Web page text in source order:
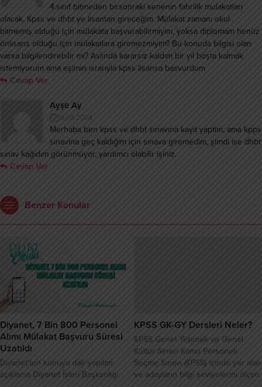
4.sınıf bitmeden birsonraki senenin fahrilik mulakatları
olacak. Kpss ve dhbt ye lisantan gireceğim. Mülakat zamanı okul
bitmemiş olduğu için mülakata başvurabilirmiyim, yoksa diplomam henüz
önlisans olduğu için mülakatlara giremezmiyim? Bu konuda bilgisi olan
varsa bilgilendirebilir mi? Aslında kararsız kaldım bir yıl boşta kalmak
istemiyorum ama eşimin ısrarıyla kpss lisansa basvurdum
Cevap Ver
Ayşe Ay
19.09.2024,
Merhaba ben kpss ve dhbt sınavına kayıt yaptim, ama kpps
sinavina geç kaldığim için sınava giremedim, şimdi ise dhbt
sınav kağıdım görünmüyor, yardımcı olabilir işiniz.
Cevap Ver
Benzer Konular
Diyanet, 7 Bin 800 Personel
Alımı Mülakat Başvuru Süresi
Uzatıldı
Diyanet’ten konuya dair yapılan
açıklama Diyanet İşleri Başkanlığı
KPSS GK-GY Dersleri Neler?
KPSS Genel Yetenek ve Genel
Kültür Sınavı Kamu Personeli
Seçme Sınavı (KPSS) içinde yer alan
ve adayların bilgi seviyelerini ölçen